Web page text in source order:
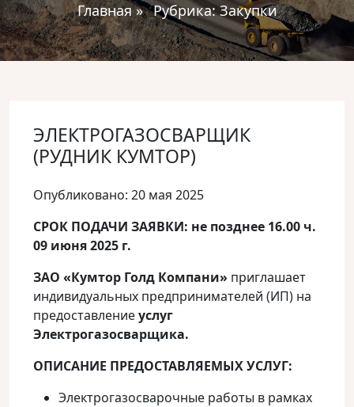
Главная» Рубрика:Закупки
ЭЛЕКТРОГАЗОСВАРЩИК
(РУДНИК КУМТОР)
Опубликовано: 20 мая 2025
СРОК ПОДАЧИ ЗАЯВКИ: не позднее 16.00 ч.
09 июня 2025 г.
ЗАО «Кумтор Голд Компани» приглашает
индивидуальных предпринимателей (ИП) на
предоставлениеуслуг
Электрогазосварщика.
ОПИСАНИЕ ПРЕДОСТАВЛЯЕМЫХ УСЛУГ:
Электрогазосварочные работы в рамках